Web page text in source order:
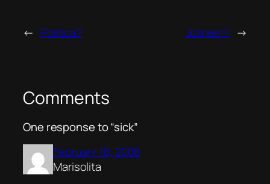
← Politica? Jolines!!! →
Comments
One response to “sick”
February 18, 2008
Marisolita